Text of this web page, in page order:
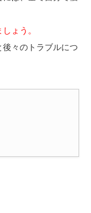
ょう。
々のトラブルにつ